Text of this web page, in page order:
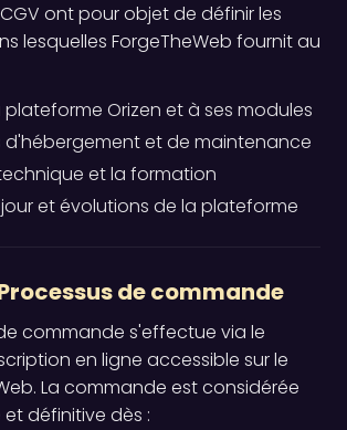
ont pour objet de définir les
lesquelles ForgeTheWeb fournit au
plateforme Orizen et à ses modules
d'hébergement et de maintenance
et la formation
jour et évolutions de la plateforme
de commande
commande s'effectue via le
en ligne accessible sur le
La commande est considérée
définitive dès :